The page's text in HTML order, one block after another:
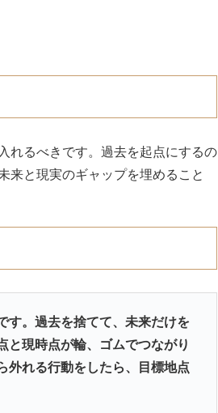
れるべきです。過去を起点にするの
来と現実のギャップを埋めること
す。過去を捨てて、未来だけを
と現時点が輪、ゴムでつながり
外れる行動をしたら、目標地点